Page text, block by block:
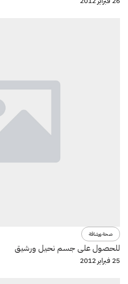
صحة ورشاقة
للحصول على جسم نحيل ورشيق
25 فبراير 2012